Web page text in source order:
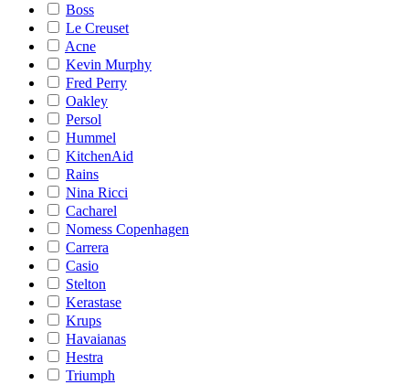
Boss
Le Creuset
Acne
Kevin Murphy
Fred Perry
Oakley
Persol
Hummel
KitchenAid
Rains
Nina Ricci
Cacharel
Nomess Copenhagen
Carrera
Casio
Stelton
Kerastase
Krups
Havaianas
Hestra
Triumph